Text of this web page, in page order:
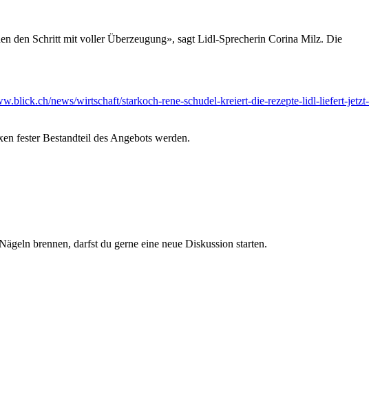
den Schritt mit voller Überzeugung», sagt Lidl-Sprecherin Corina Milz. Die
news/wirtschaft/starkoch-rene-schudel-kreiert-die-rezepte-lidl-liefert-jetzt-
fester Bestandteil des Angebots werden.
brennen, darfst du gerne eine neue Diskussion starten.